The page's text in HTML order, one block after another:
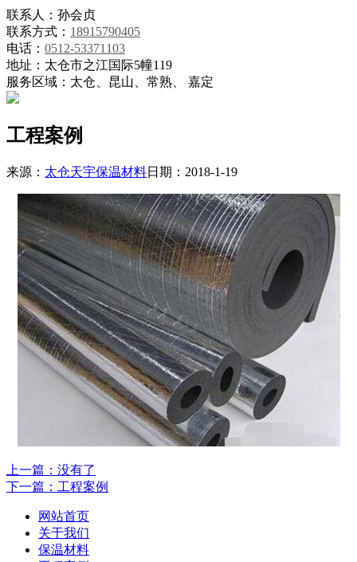
联系人：孙会贞
联系方式： 18915790405
电话： 0512-53371103
地址：太仓市之江国际5幢119
服务区域：太仓、昆山、常熟、 嘉定
工程案例
来源： 太仓天宇保温材料日期：2018-1-19
上一篇：没有了
下一篇：工程案例
网站首页
关于我们
保温材料